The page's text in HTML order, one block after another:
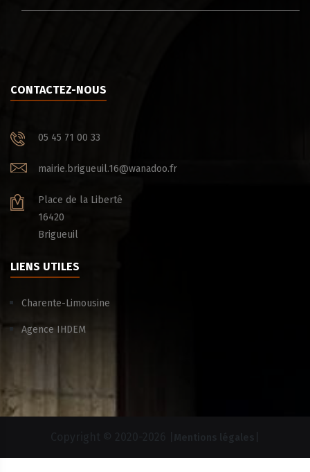
CONTACTEZ-NOUS
05 45 71 00 33
mairie.brigueuil.16@wanadoo.fr
Place de la Liberté
16420
Brigueuil
LIENS UTILES
Charente-Limousine
Agence IHDEM